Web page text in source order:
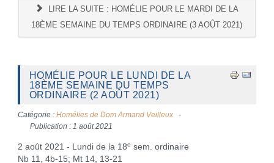
LIRE LA SUITE : HOMÉLIE POUR LE MARDI DE LA
18ÈME SEMAINE DU TEMPS ORDINAIRE (3 AOÛT 2021)
HOMÉLIE POUR LE LUNDI DE LA
18ÈME SEMAINE DU TEMPS
ORDINAIRE (2 AOÛT 2021)
Catégorie : Homélies de Dom Armand Veilleux
Publication : 1 août 2021
2 août 2021 - Lundi de la 18e sem. ordinaire
Nb 11, 4b-15; Mt 14, 13-21